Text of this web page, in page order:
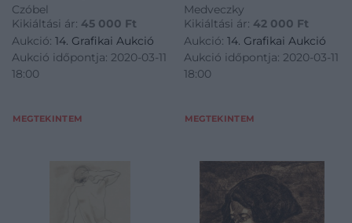
Czóbel
Kikiáltási ár: 45 000 Ft
Aukció: 14. Grafikai Aukció
Aukció időpontja: 2020-03-11
18:00
MEGTEKINTEM
Medveczky
Kikiáltási ár: 42 000 Ft
Aukció: 14. Grafikai Aukció
Aukció időpontja: 2020-03-11
18:00
MEGTEKINTEM